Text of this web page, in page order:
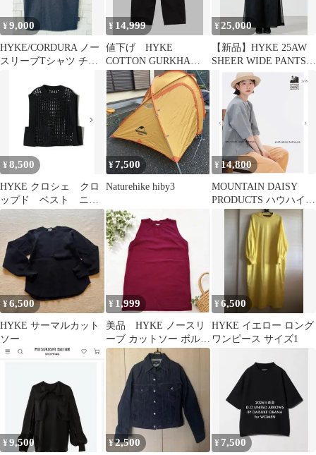
¥9,000
HYKE/CORDURA ノー
スリーブTシャツ チャ
¥ 14,999
値下げ HYKE
COTTON GURKHA
PANTS
¥25,000
【新品】HYKE 25AW
SHEER WIDE PANTS
黒 サイズ2
¥8,500
HYKE クロシェ クロ
ップド ベスト ニッ
トベスト
¥7,500
Naturehike hiby3
¥ 14,800
MOUNTAIN DAISY
PRODUCTS ハウハイク
¥6,500
HYKE サーマルカット
ソー
¥ 1,999
美品 HYKE ノースリ
ーブ カットソー ボルド
ー サイズ1
¥6,500
HYKE イエロー ロング
ワンピース サイズ1
¥9,500 ¥2,500 ¥ 7,500